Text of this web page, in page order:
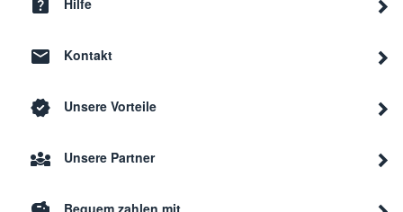
Hilfe
Kontakt
Unsere Vorteile
Unsere Partner